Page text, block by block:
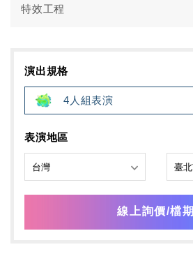
特效工程
演出規格
4人組表演
表演地區
線上詢價/檔期